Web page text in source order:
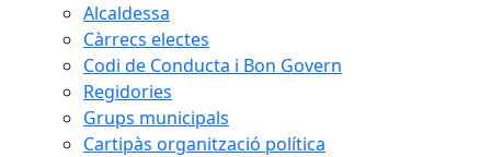
Alcaldessa
Càrrecs electes
Codi de Conducta i Bon Govern
Regidories
Grups municipals
Cartipàs organització política